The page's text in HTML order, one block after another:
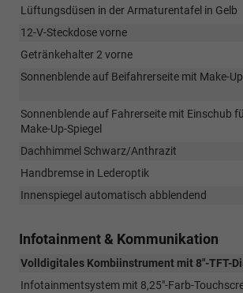
Lüftungsdüsen in der Armaturentafel in Gelb
12-V-Steckdose vorne
Getränkehalter 2 vorne
Sonnenblende auf Beifahrerseite mit Make-
Sonnenblende auf Fahrerseite mit Einschub
Make-Up-Spiegel
Dachhimmel Schwarz/Anthrazit
Handbremse in Lederoptik
Innenspiegel automatisch abblendend
Infotainment & Kommunikation
Volldigitales Kombiinstrument mit 8"-TFT-
Infotainmentsystem mit 8,25"-Farb-